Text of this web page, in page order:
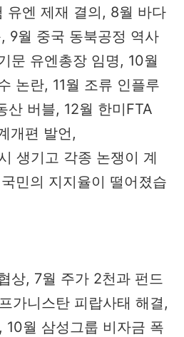
유엔 제재 결의, 8월 바다
9월 중국 동북공정 역사
문 유엔총장 임명, 10월
논란, 11월 조류 인플루
산 버블, 12월 한미FTA
개편 발언,
생기고 각종 논쟁이 계
민의 지지율이 떨어졌습
상, 7월 주가 2천과 펀드
가니스탄 피랍사태 해결,
10월 삼성그룹 비자금 폭